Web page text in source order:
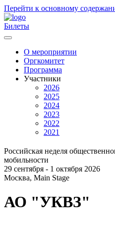
Перейти к основному
Билеты
Главное
меню
О мероприятии
Оргкомитет
Программа
Участники
2026
2025
2024
2023
2022
2021
Российская неделя
мобильности
29 сентября - 1 октября 2026
Москва, Main Stage
АО "УКВЗ"